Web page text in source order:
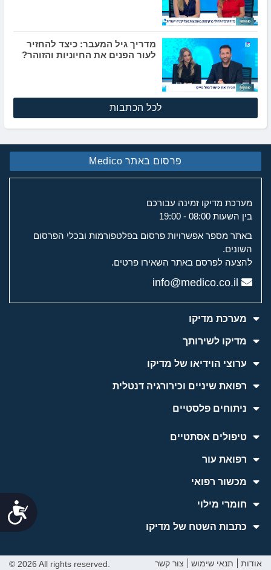
למידע והתייעצות
מדריך גיל המעבר: כיצד להחזיר
לעור הפנים את החיוניות והזוהר?
לכל הכתבות
פרסום באתר Medico
מערכת מדיקו זמינה עבורכם
בין השעות 08:00 - 19:00
באתר מספר אפשרויות פרסום בפלטפורמות ובכלי הפרסום
השונים.
להצעה לפרסם באתר השאירו פרטים.
info@medico.co.il
מערכת מדיקו
מדיקו לשירותך
ערוצי הוידיאו של מדיקו
רפואת שיניים וכירורגיה דנטלית
ניתוחים פלסטיים
טיפולים אסתטיים
רפואת עור
מכשור רפואי
חומרי מילוי
כתבות השטח של מדיקו
אודות תנאי שימוש צור קשר © 2026 All rights reserved.